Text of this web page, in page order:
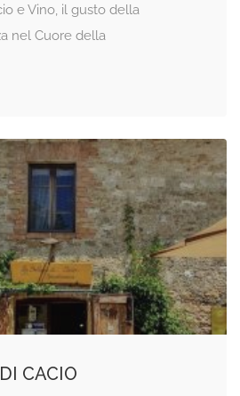
e Vino, il gusto della
nel Cuore della
CACIO